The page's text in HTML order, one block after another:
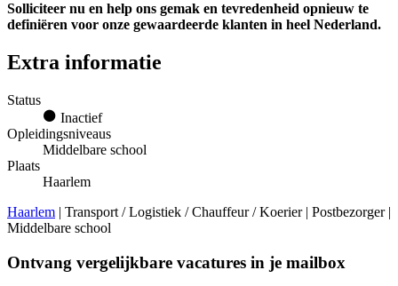
Solliciteer nu en help ons gemak en tevredenheid opnieuw te
definiëren voor onze gewaardeerde klanten in heel Nederland.
Extra informatie
Status
Inactief
Opleidingsniveaus
Middelbare school
Plaats
Haarlem
Haarlem | Transport / Logistiek / Chauffeur / Koerier | Postbezorger |
Middelbare school
Ontvang vergelijkbare vacatures in je mailbox